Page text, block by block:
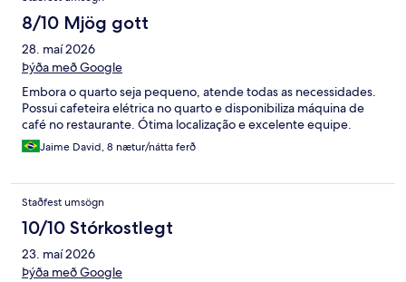
8/10 Mjög gott
28. maí 2026
Þýða með Google
Embora o quarto seja pequeno, atende todas as necessidades.
Possui cafeteira elétrica no quarto e disponibiliza máquina de
café no restaurante. Ótima localização e excelente equipe.
Jaime David, 8 nætur/nátta ferð
Staðfest umsögn
10/10 Stórkostlegt
23. maí 2026
Þýða með Google